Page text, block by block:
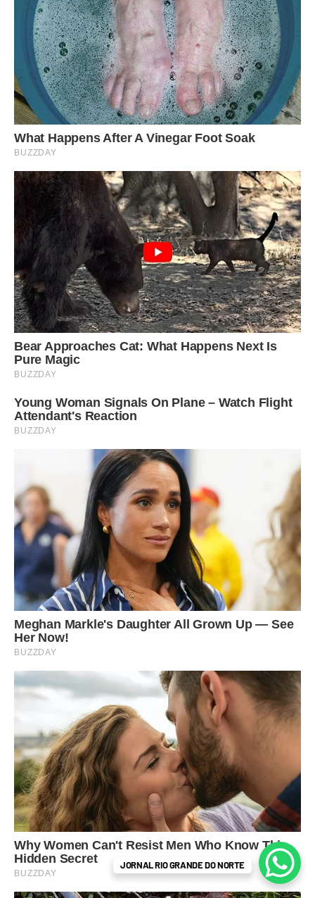
JORNAL RIO GRANDE DO NORTE